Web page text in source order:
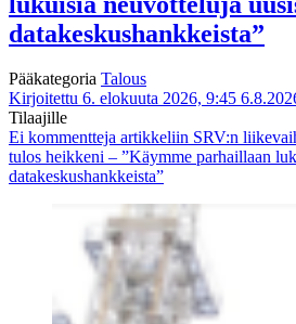
datakeskushankkeista”
Pääkategoria Talous
Kirjoitettu 6. elokuuta 2026, 9:45
Tilaajille
Ei kommentteja artikkeliin SRV:n
tulos heikkeni – ”Käymme parhaillaan
datakeskushankkeista”